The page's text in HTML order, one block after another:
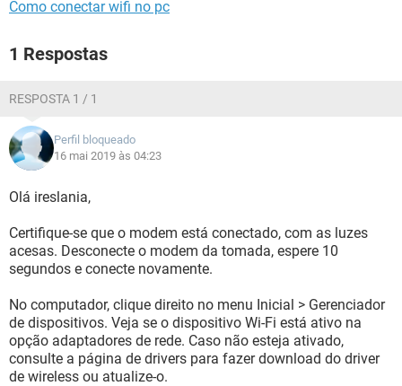
Como conectar wifi no pc
1 Respostas
RESPOSTA 1 / 1
Perfil bloqueado
16 mai 2019 às 04:23
Olá ireslania,
Certifique-se que o modem está conectado, com as luzes
acesas. Desconecte o modem da tomada, espere 10
segundos e conecte novamente.
No computador, clique direito no menu Inicial > Gerenciador
de dispositivos. Veja se o dispositivo Wi-Fi está ativo na
opção adaptadores de rede. Caso não esteja ativado,
consulte a página de drivers para fazer download do driver
de wireless ou atualize-o.